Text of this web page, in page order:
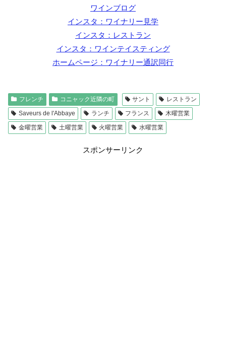
ワインブログ
インスタ：ワイナリー見学
インスタ：レストラン
インスタ：ワインテイスティング
ホームページ：ワイナリー通訳同行
フレンチ コニャック近隣の町 サント
レストラン
Saveurs de l'Abbaye
ランチ フランス
木曜営業
金曜営業
土曜営業 火曜営業 水曜営業
スポンサーリンク